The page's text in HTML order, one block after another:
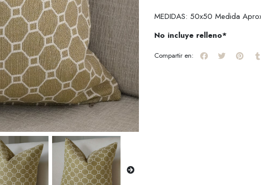
MEDIDAS: 50x50 Medida
No incluye relleno*
Compartir en: